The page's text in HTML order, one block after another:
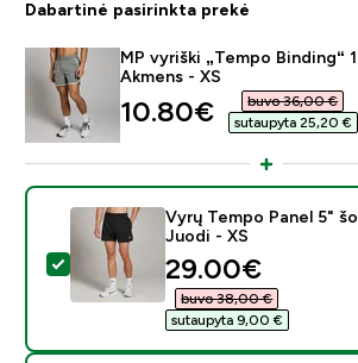
Dabartinė pasirinkta prekė
MP vyriški „Tempo Binding“
Akmens - XS
discounted price
10.80€‎
buvo 36,00 €‎
sutaupyta 25,20 €‎
Pasirinkti šį produktą - Vyrų
Vyrų Tempo Panel 5"
Juodi - XS
discounted
29.00€‎
buvo 38,00 €‎
sutaupyta 9,00 €‎